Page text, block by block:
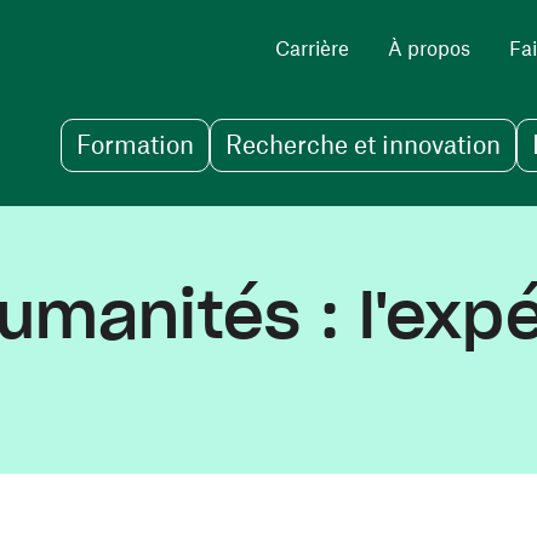
Carrière À propos
Formation Recherche et innovation
: